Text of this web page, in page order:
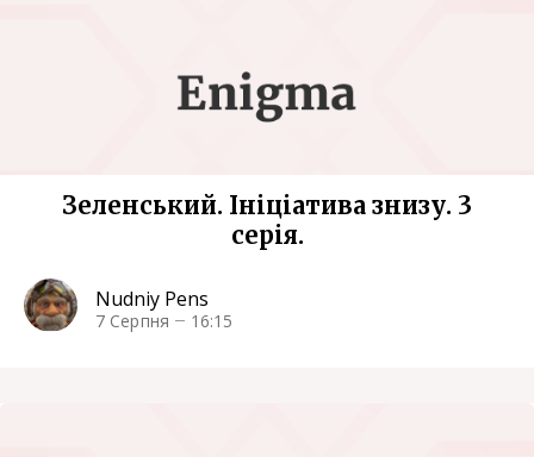
Зеленський. Ініціатива знизу. 3
серія.
Nudniy Pens
7 Серпня 16:15